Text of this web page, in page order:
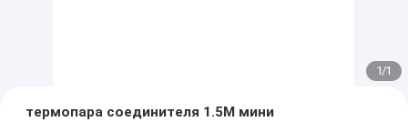
1/1
термопара соединителя 1.5M мини